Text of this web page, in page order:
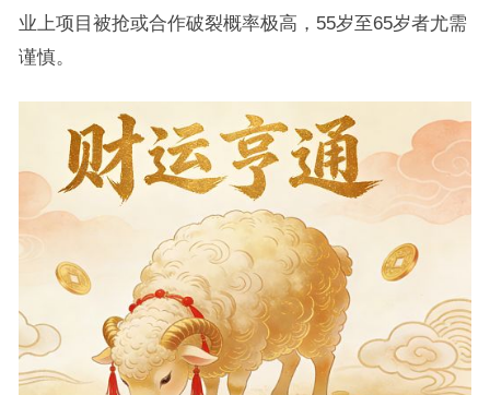
业上项目被抢或合作破裂概率极高，55岁至65岁者尤需
谨慎。